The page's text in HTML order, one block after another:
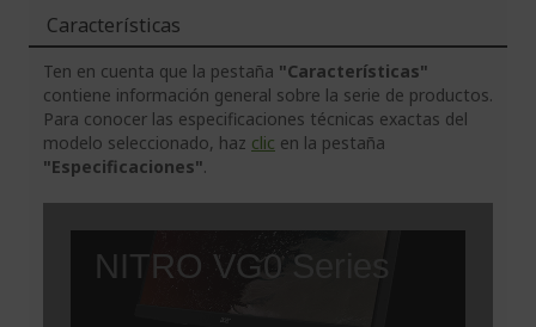
Características
Ten en cuenta que la pestaña "Características"
contiene información general sobre la serie de productos.
Para conocer las especificaciones técnicas exactas del
modelo seleccionado, haz clic en la pestaña
"Especificaciones".